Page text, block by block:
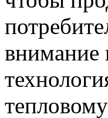
внимание